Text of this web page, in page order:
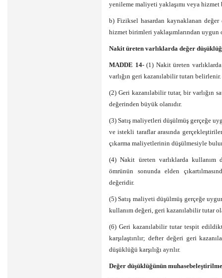
yenileme maliyeti yaklaşımı veya
b) Fiziksel hasardan kaynaklanan
hizmet birimleri yaklaşımlarından uygun
Nakit üreten varlıklarda değer
MADDE 14-(1) Nakit üreten
varlığın geri kazanılabilir tutarı belirlenir.
(2) Geri kazanılabilir tutar, bir varlığın
değerinden büyük olanıdır.
(3) Satış maliyetleri düşülmüş gerçeğe
ve istekli taraflar arasında
çıkarma maliyetlerinin düşülmesiyle
(4) Nakit üreten varlıklarda kullanım
ömrünün sonunda elden
değeridir.
(5) Satış maliyeti düşülmüş gerçeğe
kullanım değeri, geri kazanılabilir tutar
(6) Geri kazanılabilir tutar tespit
karşılaştırılır; defter değeri geri
düşüklüğü karşılığı ayrılır.
Değer düşüklüğünün